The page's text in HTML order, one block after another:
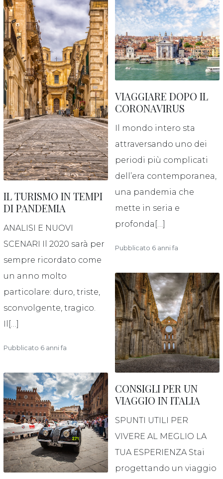
CONTATTI
IL TURISMO IN TEMPI
DI PANDEMIA
ANALISI E NUOVI
SCENARI Il 2020 sarà per
sempre ricordato come
un anno molto
particolare: duro, triste,
sconvolgente, tragico.
Il[…]
Pubblicato 6 anni fa
VIAGGIARE DOPO IL
CORONAVIRUS
Il mondo intero sta
attraversando uno dei
periodi più complicati
dell’era contemporanea,
una pandemia che
mette in seria e
profonda[…]
Pubblicato 6 anni fa
CONSIGLI PER UN
VIAGGIO IN ITALIA
SPUNTI UTILI PER
VIVERE AL MEGLIO LA
TUA ESPERIENZA Stai
progettando un viaggio